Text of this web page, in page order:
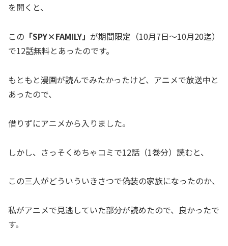
を開くと、
この 「SPY×FAMILY」 が期間限定（10月7日～10月20迄）
で12話無料とあったのです。
もともと漫画が読んでみたかったけど、アニメで放送中と
あったので、
借りずにアニメから入りました。
しかし、さっそくめちゃコミで12話（1巻分）読むと、
この三人がどういういきさつで偽装の家族になったのか、
私がアニメで見逃していた部分が読めたので、良かったで
す。